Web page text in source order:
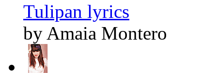
Tulipan lyrics
by Amaia Montero